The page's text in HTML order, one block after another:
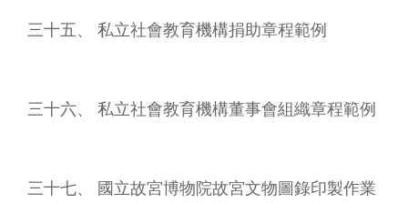
三十五、 私立社會教育機構捐助章程範例
三十六、 私立社會教育機構董事會組織章程範例
三十七、 國立故宮博物院故宮文物圖錄印製作業